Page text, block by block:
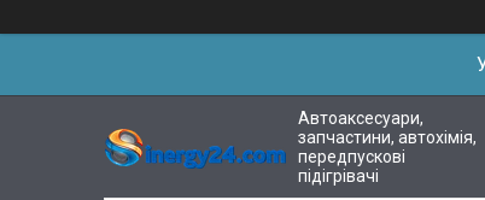
Автоаксесуари,
запчастини, автохімія,
передпускові
підігрівачі